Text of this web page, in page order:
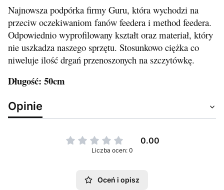
Najnowsza podpórka firmy Guru, która wychodzi na
przeciw oczekiwaniom fanów feedera i method feedera.
Odpowiednio wyprofilowany kształt oraz materiał, który
nie uszkadza naszego sprzętu. Stosunkowo ciężka co
niweluje ilość drgań przenoszonych na szczytówkę.
Długość: 50cm
Opinie
0.00
Liczba ocen: 0
Oceń i opisz